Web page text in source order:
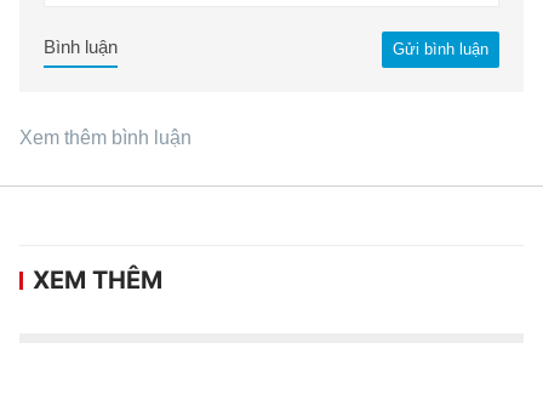
Gửi bình luận
Bình luận
Xem thêm bình luận
XEM THÊM